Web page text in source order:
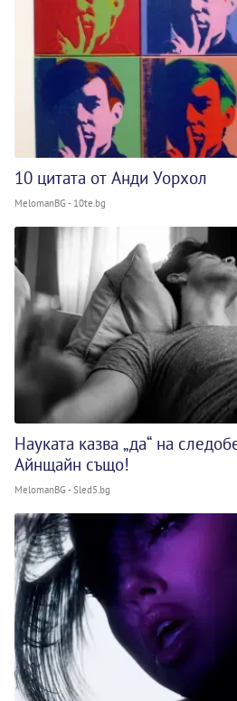
10 цитата от Анди Уорхол
MelomanBG - 10te.bg
Науката казва „да“ на
Айнщайн също!
MelomanBG - Sled5.bg